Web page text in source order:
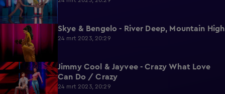
Skye & Bengelo - River Deep, Mountain High
24 mrt 2023, 20:29
2:02
Jimmy Cool & Jayvee - Crazy What Love
Can Do / Crazy
24 mrt 2023, 20:29